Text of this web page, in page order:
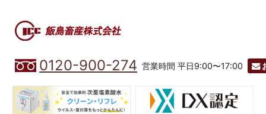
0120-900-274 営業時間 平日9:00〜17:00